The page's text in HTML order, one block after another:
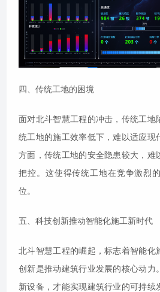
四、传统工地的困境
面对北斗智慧工程的冲击，传统工地
统工地的施工效率低下，难以适应现
方面，传统工地的安全隐患较大，难
把控。这使得传统工地在竞争激烈
位。
五、科技创新推动智能化施工新时代
北斗智慧工程的崛起，标志着智能化
创新是推动建筑行业发展的核心动力
新设备，才能实现建筑行业的可持续